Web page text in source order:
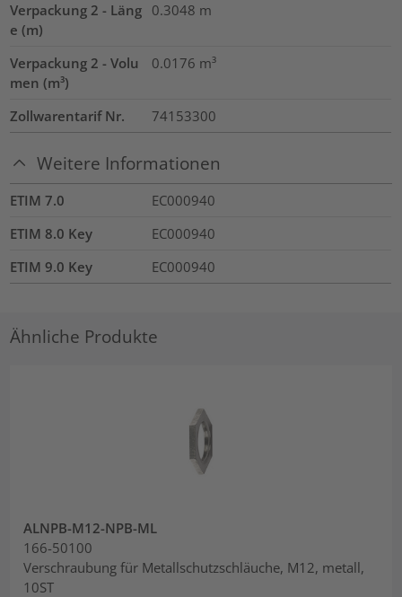
Verpackung 2 - Läng
e (m)
0.3048 m
Verpackung 2 - Volu
men (m³)
0.0176 m³
Zollwarentarif Nr. 74153300
Weitere Informationen
ETIM 7.0
EC000940
ETIM 8.0 Key
EC000940
ETIM 9.0 Key
EC000940
Ähnliche Produkte
ALNPB-M12-NPB-ML
166-50100
Verschraubung für Metallschutzschläuche, M12, metall,
10ST